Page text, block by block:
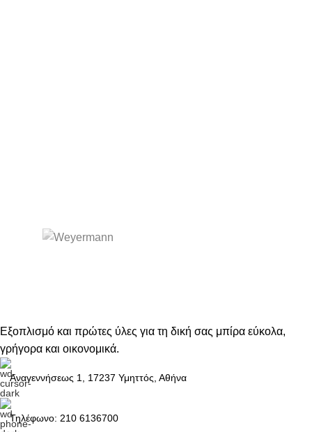
Εξοπλισμό και πρώτες ύλες για τη δική σας μπίρα εύκολα,
γρήγορα και οικονομικά.
Αναγεννήσεως 1, 17237 Υμηττός, Αθήνα
Τηλέφωνο: 210 6136700